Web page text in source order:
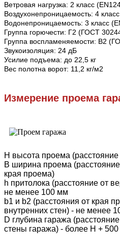
Ветровая нагрузка: 2 класс
Воздухонепроницаемость: 4
Водонепроницаемость: 3 класс
Группа горючести: Г2 (ГОСТ
Группа воспламеняемости: В2
Звукоизоляция: 24 дБ
Усилие подъема: до 22,5 кг
Вес полотна ворот: 11,2 кг/м2
Измерение проема
Н высота проема
В ширина проема
края проема)
h притолока (расстояние от
не менее 100 мм
b1 и b2 (расстояния от края
внутренних стен) - не менее
D глубина гаража
стены гаража) - более H +